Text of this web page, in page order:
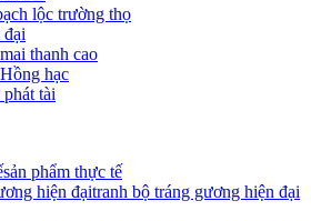
sản phẩm thực tế
tranh bộ tráng gương hiện đại